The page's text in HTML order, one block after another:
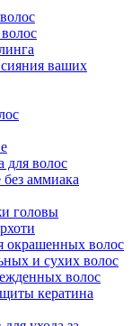
ваших
для волос
аммиака
головы
окрашенных волос
и сухих волос
волос
кератина